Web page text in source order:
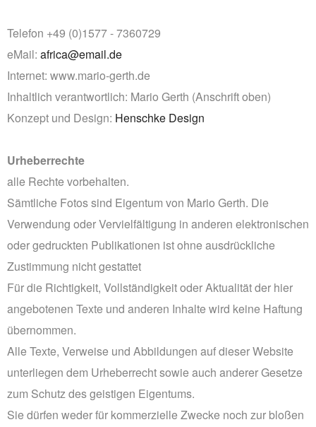
ABOUT
PRESS
CONTACT
Telefon +49 (0)1577 - 7360729
eMail: africa@email.de
Internet: www.mario-gerth.de
Inhaltlich verantwortlich: Mario Gerth (Anschrift oben)
Konzept und Design: Henschke Design
Urheberrechte
alle Rechte vorbehalten.
Sämtliche Fotos sind Eigentum von Mario Gerth. Die
Verwendung oder Vervielfältigung in anderen elektronischen
oder gedruckten Publikationen ist ohne ausdrückliche
Zustimmung nicht gestattet
Für die Richtigkeit, Vollständigkeit oder Aktualität der hier
angebotenen Texte und anderen Inhalte wird keine Haftung
übernommen.
Alle Texte, Verweise und Abbildungen auf dieser Website
unterliegen dem Urheberrecht sowie auch anderer Gesetze
zum Schutz des geistigen Eigentums.
Sie dürfen weder für kommerzielle Zwecke noch zur bloßen